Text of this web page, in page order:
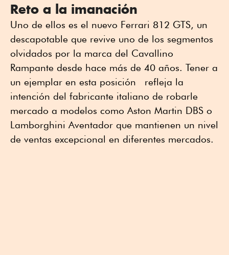
Reto a la imanación
Uno de ellos es el nuevo Ferrari 812 GTS, un
descapotable que revive uno de los segmentos
olvidados por la marca del Cavallino
Rampante desde hace más de 40 años. Tener a
un ejemplar en esta posición refleja la
intención del fabricante italiano de robarle
mercado a modelos como Aston Martin DBS o
Lamborghini Aventador que mantienen un nivel
de ventas excepcional en diferentes mercados.